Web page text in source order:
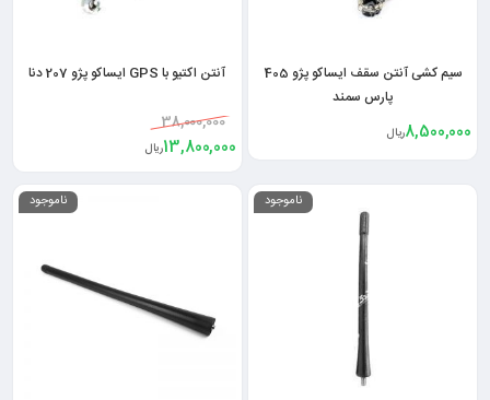
سیم کشی آنتن سقف ایساکو پژو 405
پارس سمند
8,500,000ریال
آنتن اکتیو با GPS ایساکو پژو 207 دنا
38,000,000
13,800,000ریال
ناموجود ناموجود